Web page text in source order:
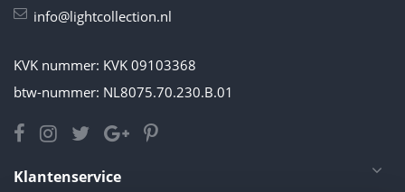
info@lightcollection.nl
KVK nummer: KVK 09103368
btw-nummer: NL8075.70.230.B.01
Klantenservice